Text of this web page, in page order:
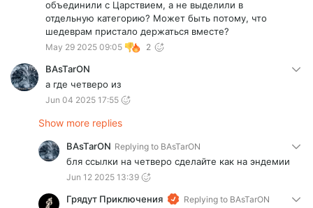
объединили с Царствием, а не выделили в
отдельную категорию? Может быть потому, что
шедеврам пристало держаться вместе?
May 29 2025 09:05 2
BAsTarON
а где четверо из
Jun 04 2025 17:55
Show more replies
BAsTarON Replying to BAsTarON
бля ссылки на четверо сделайте как на эндемии
Jun 12 2025 13:39
Грядут Приключения Replying to BAsTarON